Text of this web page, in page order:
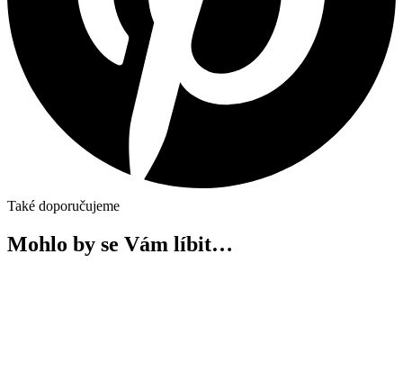
Také doporučujeme
Mohlo by se Vám líbit…